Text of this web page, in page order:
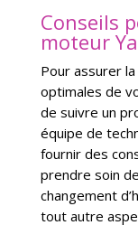
Conseils
moteur
Pour assurer
optimales de
de suivre un
équipe de
fournir des
prendre soin
changement
tout autre